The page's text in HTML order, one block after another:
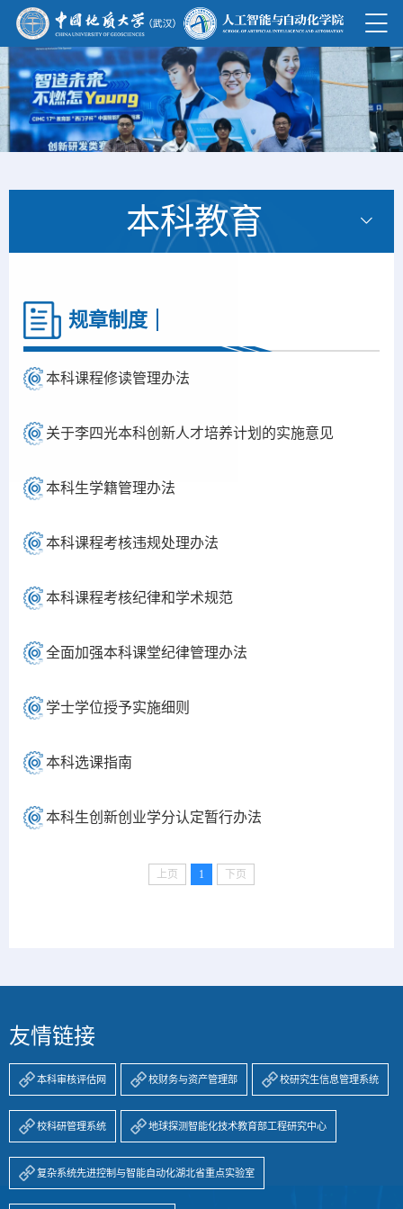
本科教育
规章制度
本科课程修读管理办法
关于李四光本科创新人才培养计划的实施意见
本科生学籍管理办法
本科课程考核违规处理办法
本科课程考核纪律和学术规范
全面加强本科课堂纪律管理办法
学士学位授予实施细则
本科选课指南
本科生创新创业学分认定暂行办法
上页 1 下页
友情链接
本科审核评估网 校财务与资产管理部 校研究生信息管理系统
校科研管理系统 地球探测智能化技术教育部工程研究中心
复杂系统先进控制与智能自动化湖北省重点实验室